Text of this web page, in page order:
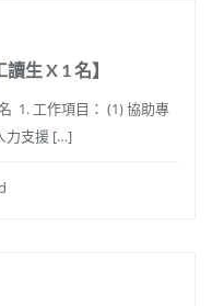
生 X 1 名】
1. 工作項目： (1) 協助專
力支援 […]